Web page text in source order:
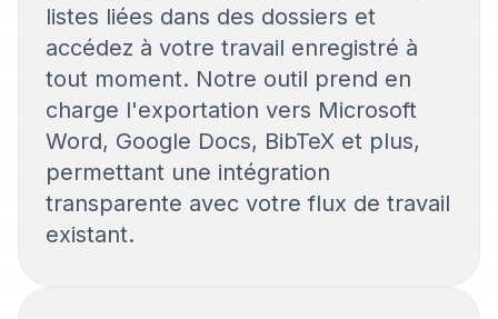
listes liées dans des dossiers et
accédez à votre travail enregistré à
tout moment. Notre outil prend en
charge l'exportation vers Microsoft
Word, Google Docs, BibTeX et plus,
permettant une intégration
transparente avec votre flux de travail
existant.